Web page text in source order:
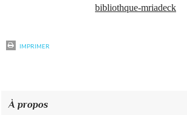
bibliothque-mriadeck
IMPRIMER
À propos